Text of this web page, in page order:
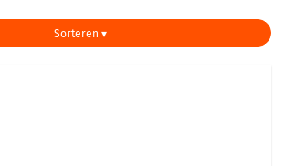
Sorteren ▾